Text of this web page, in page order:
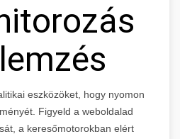
eszközöket, hogy nyomon
Figyeld a weboldalad
a keresőmotorokban elért